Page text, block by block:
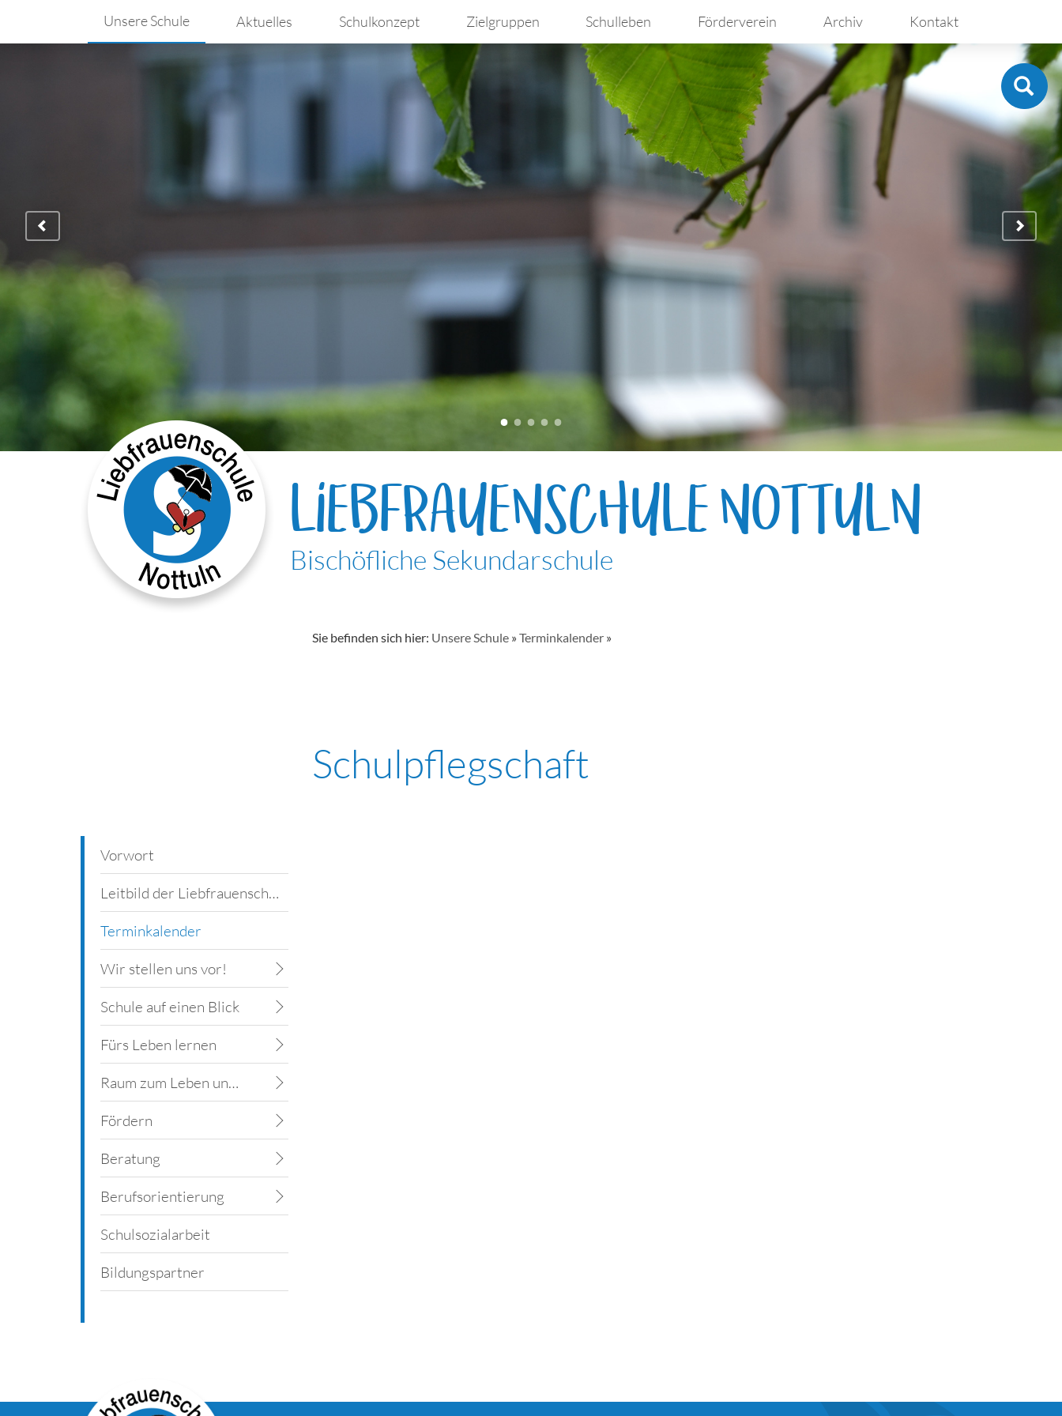
Unsere Schule Aktuelles Schulkonzept Zielgruppen Schulleben Förderverein Archiv Kontakt
LIEBFRAUENSCHULE NOTTULN
Bischöfliche Sekundarschule
Sie befinden sich hier: Unsere Schule»Terminkalender»
Vorwort
Leitbild der Liebfrauenschule
Terminkalender
Wir stellen uns vor!
Schule auf einen Blick
Fürs Leben lernen
Raum zum Leben und Lernen
Fördern
Beratung
Berufsorientierung
Schulsozialarbeit
Bildungspartner
Schulpflegschaft